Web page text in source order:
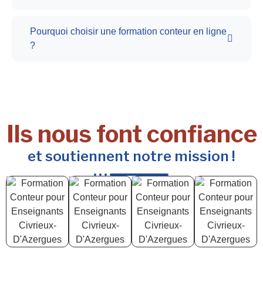
Pourquoi choisir une formation conteur en ligne
?
Ils nous font confiance
et soutiennent notre mission !